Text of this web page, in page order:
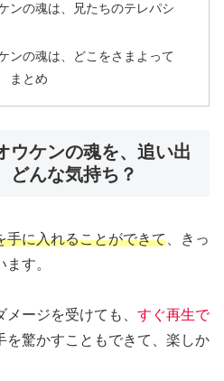
ンの魂は、兄たちのテレパシ
ンの魂は、どこをさまよって
まとめ
ウケンの魂を、追い出
どんな気持ち？
手に入れることができて 、きっ
す。
ージを受けても、 すぐ再生で
を驚かすこともできて、楽しか